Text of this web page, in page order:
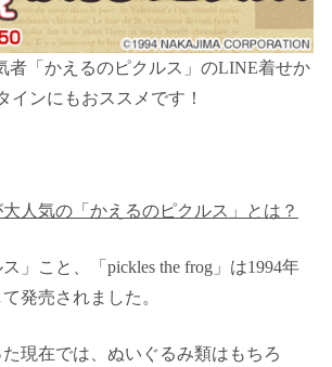
者「かえるのピクルス」のLINE着せか
インにもおススメです！
人気の「かえるのピクルス」とは？
」こと、「pickles the frog」は1994年
発売されました。
現在では、ぬいぐるみ類はもちろ